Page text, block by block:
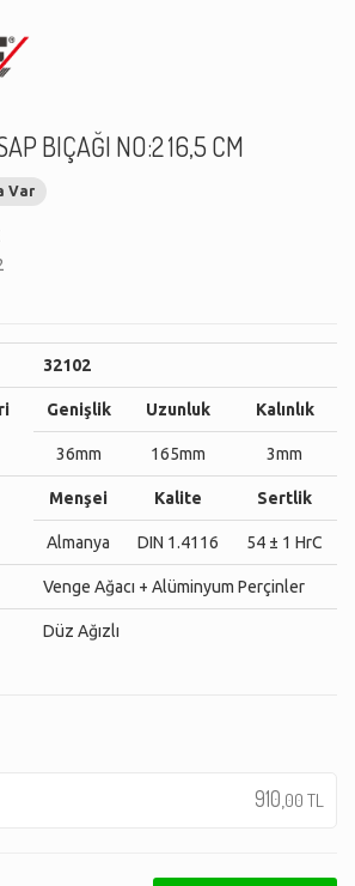
BIÇAĞI NO:2 16,5 CM
Var
32102
Genişlik Uzunluk Kalınlık
36mm 165mm 3mm
Menşei Kalite Sertlik
Almanya DIN 1.4116 54 ± 1 HrC
Venge Ağacı + Alüminyum Perçinler
Düz Ağızlı
910, 00 TL